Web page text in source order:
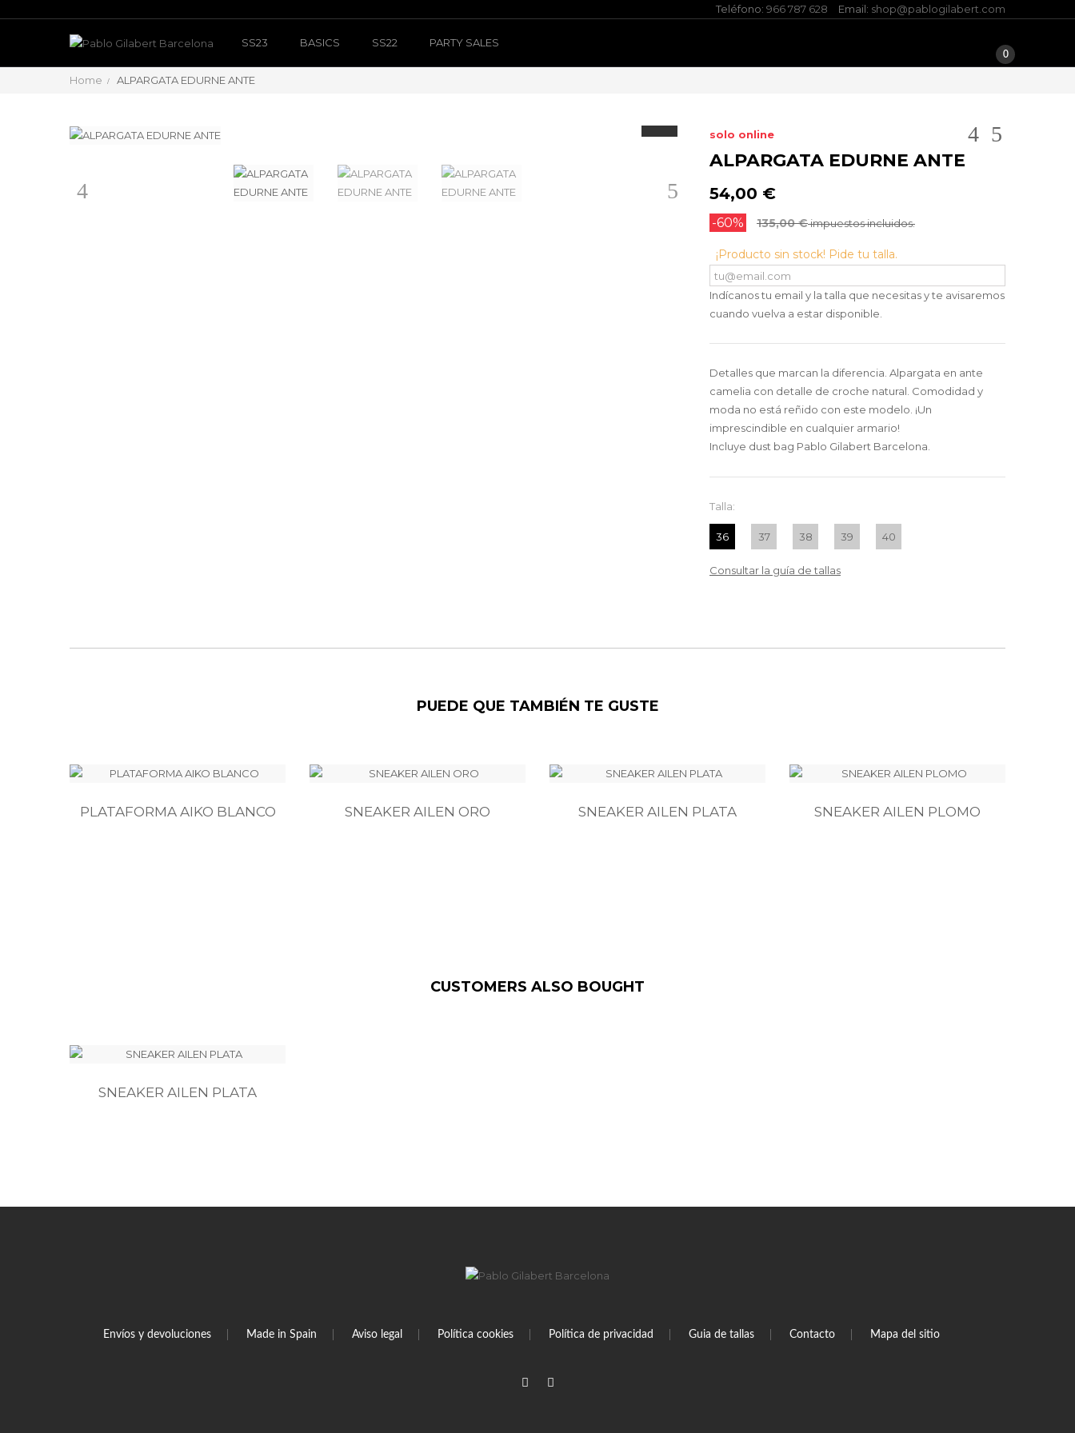
Teléfono: 966 787 628 Email: shop@pablogilabert.com
SS23 BASICS SS22 PARTY SALES
0
Home ALPARGATA EDURNE ANTE
solo online
ALPARGATA EDURNE ANTE
54,00 €
-60% 135,00 €impuestos incluidos.
¡Producto sin stock! Pide tu talla.
Indícanos tu email y la talla que necesitas y te avisaremos
cuando vuelva a estar disponible.
Detalles que marcan la diferencia. Alpargata en ante
camelia con detalle de croche natural. Comodidad y
moda no está reñido con este modelo. ¡Un
imprescindible en cualquier armario!
Incluye dust bag Pablo Gilabert Barcelona.
Talla:
36 37 38 39 40
Consultar la guía de tallas
PUEDE QUE TAMBIÉN TE GUSTE
PLATAFORMA AIKO BLANCO SNEAKER AILEN ORO SNEAKER AILEN PLATA SNEAKER AILEN PLOMO
CUSTOMERS ALSO BOUGHT
SNEAKER AILEN PLATA
Envíos y devoluciones Made in Spain Aviso legal Política cookies Política de privacidad Guia de tallas Contacto Mapa del sitio